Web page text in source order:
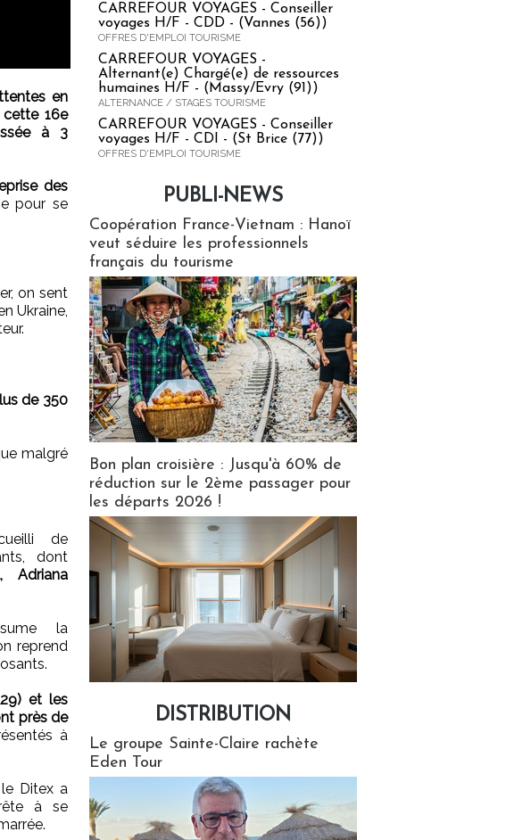
en
16e
à 3
des
pour se
on sent
Ukraine,
de 350
malgré
de
dont
Adriana
la
reprend
et les
près de
à
Ditex a
à se
CARREFOUR VOYAGES - Conseiller
voyages H/F - CDD - (Vannes (56))
OFFRES D'EMPLOI TOURISME
CARREFOUR VOYAGES -
Alternant(e) Chargé(e) de ressources
humaines H/F - (Massy/Evry (91))
ALTERNANCE / STAGES TOURISME
CARREFOUR VOYAGES - Conseiller
voyages H/F - CDI - (St Brice (77))
OFFRES D'EMPLOI TOURISME
PUBLI-NEWS
Coopération France-Vietnam : Hanoï
veut séduire les professionnels
français du tourisme
Bon plan croisière : Jusqu'à 60% de
réduction sur le 2ème passager pour
les départs 2026 !
DISTRIBUTION
Le groupe Sainte-Claire rachète
Eden Tour